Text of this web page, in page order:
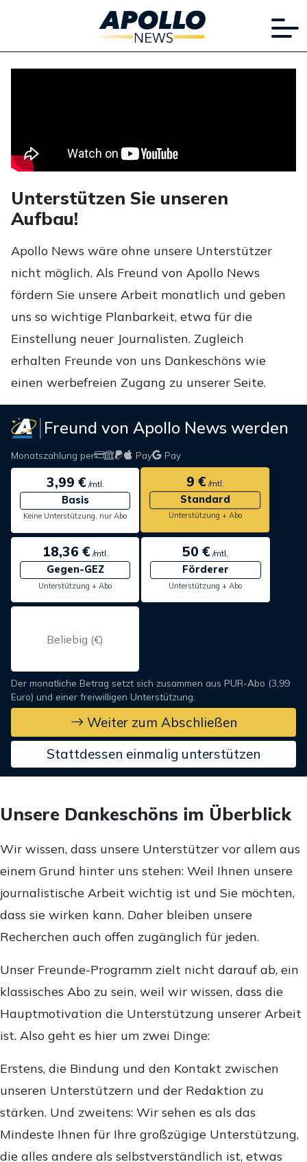
Unterstützen Sie unseren
Aufbau!
Apollo News wäre ohne unsere Unterstützer
nicht möglich. Als Freund von Apollo News
fördern Sie unsere Arbeit monatlich und geben
uns so wichtige Planbarkeit, etwa für die
Einstellung neuer Journalisten. Zugleich
erhalten Freunde von uns Dankeschöns wie
einen werbefreien Zugang zu unserer Seite.
Freund von Apollo News werden
Monatszahlung per Pay Pay
3,99 €/mtl.
Basis
Keine Unterstützung, nur Abo
9 €/mtl.
Standard
Unterstützung + Abo
18,36 €/mtl.
Gegen-GEZ
Unterstützung + Abo
50 € /mtl.
Förderer
Unterstützung + Abo
Der monatliche Betrag setzt sich zusammen aus PUR-Abo (3,99
Euro) und einer freiwilligen Unterstützung.
Weiter zum Abschließen
Stattdessen einmalig unterstützen
Unsere Dankeschöns im Überblick
Wir wissen, dass unsere Unterstützer vor allem aus
einem Grund hinter uns stehen: Weil Ihnen unsere
journalistische Arbeit wichtig ist und Sie möchten,
dass sie wirken kann. Daher bleiben unsere
Recherchen auch offen zugänglich für jeden.
Unser Freunde-Programm zielt nicht darauf ab, ein
klassisches Abo zu sein, weil wir wissen, dass die
Hauptmotivation die Unterstützung unserer Arbeit
ist. Also geht es hier um zwei Dinge:
Erstens, die Bindung und den Kontakt zwischen
unseren Unterstützern und der Redaktion zu
stärken. Und zweitens: Wir sehen es als das
Mindeste Ihnen für Ihre großzügige Unterstützung,
die alles andere als selbstverständlich ist, etwas